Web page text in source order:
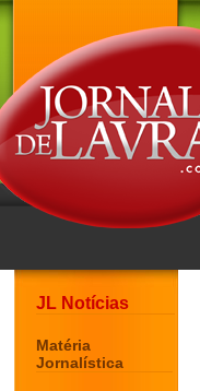
JL Notícias
Matéria
Jornalística